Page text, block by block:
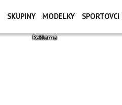
SKUPINY MODELKY SPORTOVCI